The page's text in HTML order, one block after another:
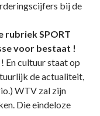
bij de
rubriek SPORT
voor bestaat !
En cultuur staat op
de actualiteit,
WTV zal zijn
Die eindeloze